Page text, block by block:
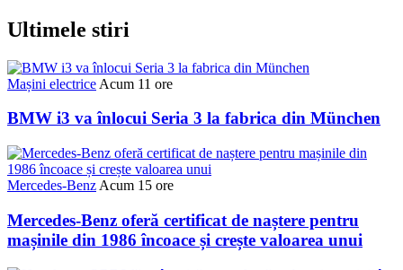
Ultimele stiri
Mașini electrice Acum 11 ore
BMW i3 va înlocui Seria 3 la fabrica din München
Mercedes-Benz Acum 15 ore
Mercedes-Benz oferă certificat de naștere pentru
mașinile din 1986 încoace și crește valoarea unui